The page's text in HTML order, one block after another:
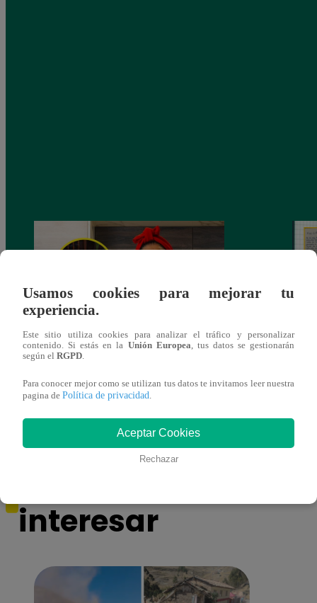
¿Por qué Nelly Rossinelli se volvió viral
También te puede
interesar
Usamos cookies para mejorar tu
experiencia.
Este sitio utiliza cookies para analizar el tráfico y personalizar
contenido. Si estás en la Unión Europea, tus datos se gestionarán
según el RGPD.
Para conocer mejor como se utilizan tus datos te invitamos leer nuestra
pagina de Política de privacidad.
Aceptar Cookies
Rechazar